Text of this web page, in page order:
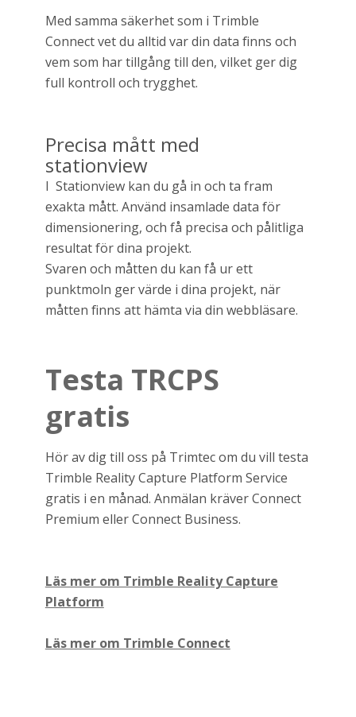
Med samma säkerhet som i Trimble
Connect vet du alltid var din data finns och
vem som har tillgång till den, vilket ger dig
full kontroll och trygghet.
Precisa mått med
stationview
I Stationview kan du gå in och ta fram
exakta mått. Använd insamlade data för
dimensionering, och få precisa och pålitliga
resultat för dina projekt.
Svaren och måtten du kan få ur ett
punktmoln ger värde i dina projekt, när
måtten finns att hämta via din webbläsare.
Testa TRCPS
gratis
Hör av dig till oss på Trimtec om du vill testa
Trimble Reality Capture Platform Service
gratis i en månad. Anmälan kräver Connect
Premium eller Connect Business.
Läs mer om Trimble Reality Capture
Platform
Läs mer om Trimble Connect